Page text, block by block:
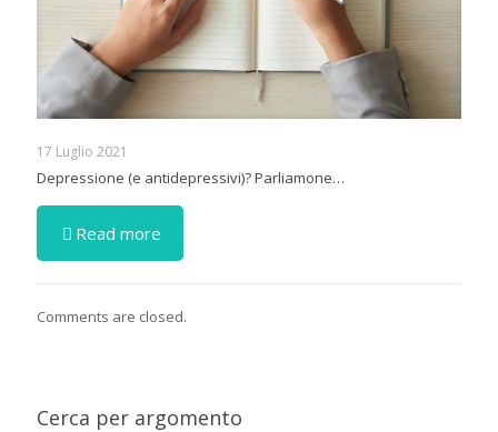
17 Luglio 2021
Depressione (e antidepressivi)? Parliamone…
Read more
Comments are closed.
Cerca per argomento